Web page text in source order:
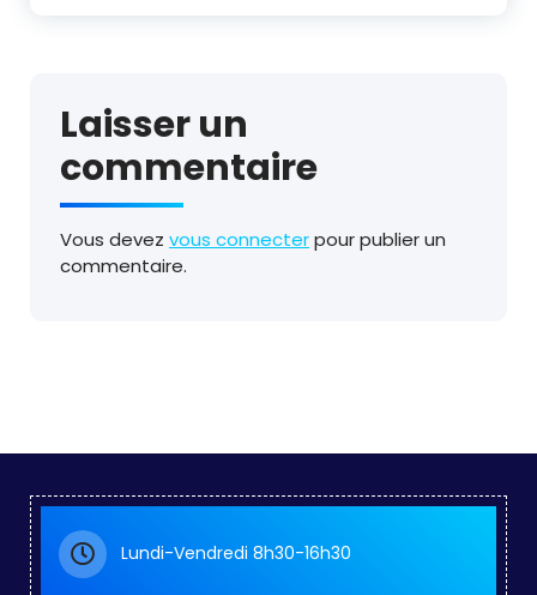
Laisser un
commentaire
Vous devez vous connecterpour publier un
commentaire.
Lundi-Vendredi 8h30-16h30